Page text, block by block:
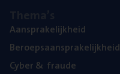
Aan­spra­ke­lijk­heid
Beroeps­aan­spra­ke­lijk­heid
Cyber& fraude